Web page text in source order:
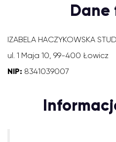
Dane
IZABELA HACZYKOWSKA
ul. 1 Maja 10, 99-400 Łowicz
NIP: 8341039007